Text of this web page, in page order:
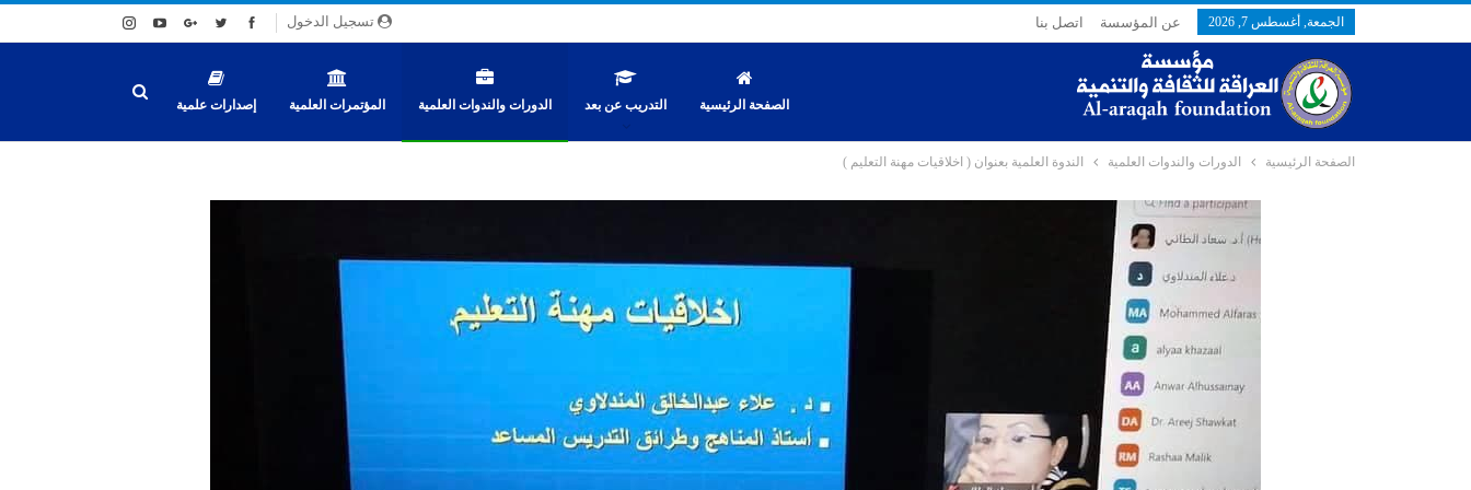
تسجيل الدخول الجمعة, أغسطس 7, 2026 عن المؤسسة اتصل بنا
الصفحة الرئيسية التدريب عن بعد الدورات والندوات العلمية المؤتمرات العلمية إصدارات علمية
الصفحة الرئيسية الدورات والندوات العلمية الندوة العلمية بعنوان ( اخلاقيات مهنة التعليم )